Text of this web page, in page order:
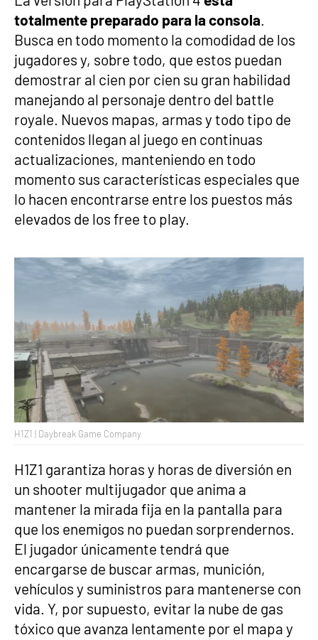
totalmente preparado para la consola.
Busca en todo momento la comodidad de los
jugadores y, sobre todo, que estos puedan
demostrar al cien por cien su gran habilidad
manejando al personaje dentro del battle
royale. Nuevos mapas, armas y todo tipo de
contenidos llegan al juego en continuas
actualizaciones, manteniendo en todo
momento sus características especiales que
lo hacen encontrarse entre los puestos más
elevados de los free to play.
H1Z1 | Daybreak Game Company
H1Z1 garantiza horas y horas de diversión en
un shooter multijugador que anima a
mantener la mirada fija en la pantalla para
que los enemigos no puedan sorprendernos.
El jugador únicamente tendrá que
encargarse de buscar armas, munición,
vehículos y suministros para mantenerse con
vida. Y, por supuesto, evitar la nube de gas
tóxico que avanza lentamente por el mapa y